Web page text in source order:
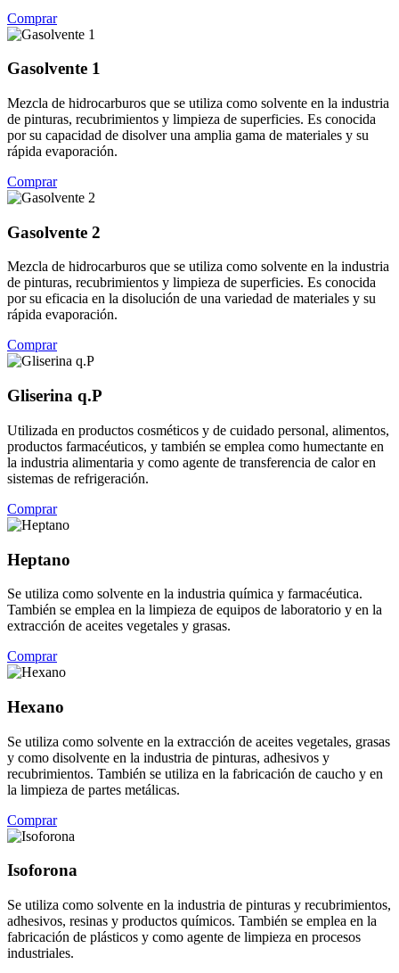
Comprar
Gasolvente 1
Mezcla de hidrocarburos que se utiliza como solvente en la industria
de pinturas, recubrimientos y limpieza de superficies. Es conocida
por su capacidad de disolver una amplia gama de materiales y su
rápida evaporación.
Comprar
Gasolvente 2
Mezcla de hidrocarburos que se utiliza como solvente en la industria
de pinturas, recubrimientos y limpieza de superficies. Es conocida
por su eficacia en la disolución de una variedad de materiales y su
rápida evaporación.
Comprar
Gliserina q.P
Utilizada en productos cosméticos y de cuidado personal, alimentos,
productos farmacéuticos, y también se emplea como humectante en
la industria alimentaria y como agente de transferencia de calor en
sistemas de refrigeración.
Comprar
Heptano
Se utiliza como solvente en la industria química y farmacéutica.
También se emplea en la limpieza de equipos de laboratorio y en la
extracción de aceites vegetales y grasas.
Comprar
Hexano
Se utiliza como solvente en la extracción de aceites vegetales, grasas
y como disolvente en la industria de pinturas, adhesivos y
recubrimientos. También se utiliza en la fabricación de caucho y en
la limpieza de partes metálicas.
Comprar
Isoforona
Se utiliza como solvente en la industria de pinturas y recubrimientos,
adhesivos, resinas y productos químicos. También se emplea en la
fabricación de plásticos y como agente de limpieza en procesos
industriales.